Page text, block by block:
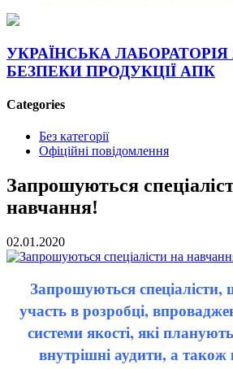
УКРАЇНСЬКА ЛАБОРАТОРІЯ
БЕЗПЕКИ ПРОДУКЦІЇ АПК
Categories
Без категорії
Офіційні повідомлення
Запрошуються
навчання!
02.01.2020
Запрошуються
участь в розробці,
системи якості, які
внутрішні аудити, а також